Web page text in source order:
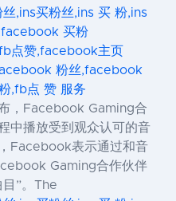
,ins买粉丝,ins 买 粉,ins
买粉
点赞,facebook主页
粉丝,facebook
,fb点 赞 服务
，Facebook Gaming合
中播放受到观众认可的音
Facebook表示通过和音
Gaming合作伙伴
”。The